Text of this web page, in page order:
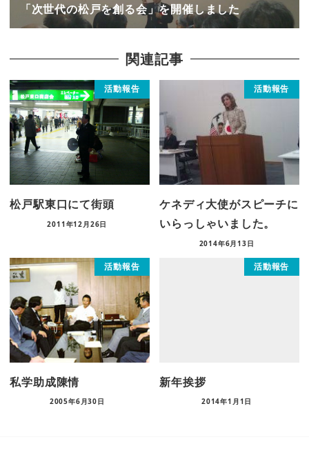
「次世代の松戸を創る会」を開催しました
関連記事
活動報告
松戸駅東口にて街頭
2011年12月26日
活動報告
ケネディ大使がスピーチに
いらっしゃいました。
2014年6月13日
活動報告
私学助成陳情
2005年6月30日
活動報告
新年挨拶
2014年1月1日